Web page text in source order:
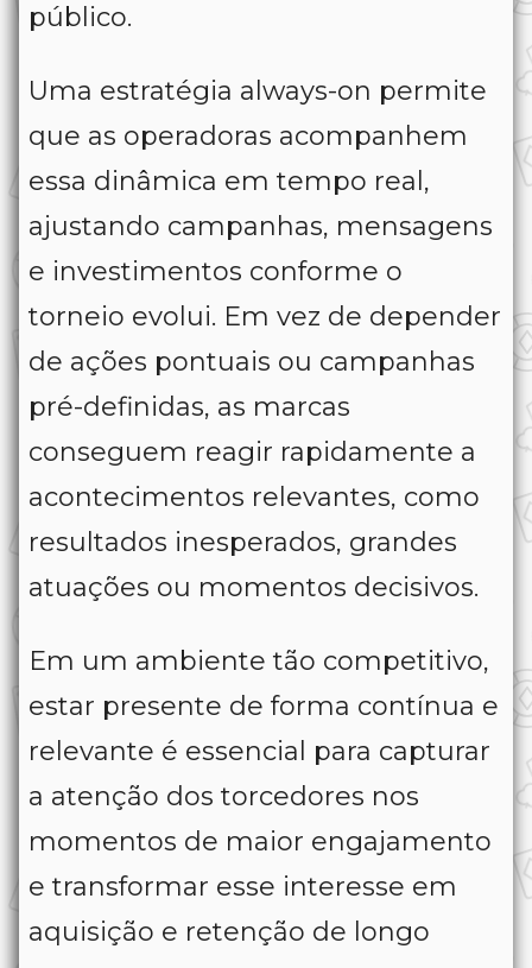
público.
Uma estratégia always-on permite
que as operadoras acompanhem
essa dinâmica em tempo real,
ajustando campanhas, mensagens
e investimentos conforme o
torneio evolui. Em vez de depender
de ações pontuais ou campanhas
pré-definidas, as marcas
conseguem reagir rapidamente a
acontecimentos relevantes, como
resultados inesperados, grandes
atuações ou momentos decisivos.
Em um ambiente tão competitivo,
estar presente de forma contínua e
relevante é essencial para capturar
a atenção dos torcedores nos
momentos de maior engajamento
e transformar esse interesse em
aquisição e retenção de longo